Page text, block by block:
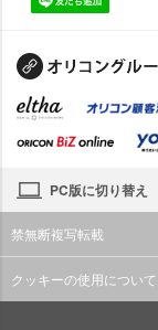
PC版に切り替え
禁無断複写転載
クッキーの使用について